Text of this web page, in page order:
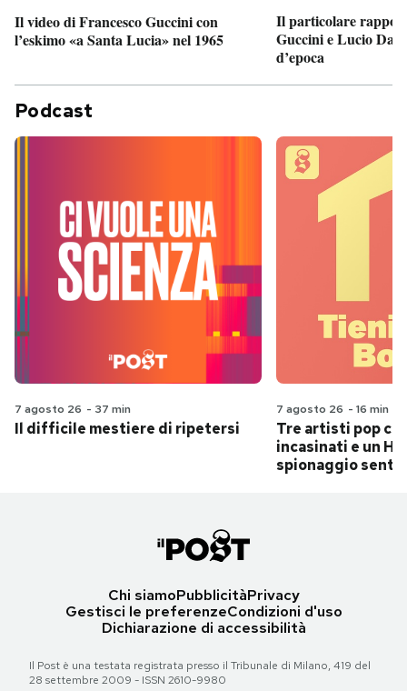
Il video di Francesco Guccini con
l’eskimo «a Santa Lucia» nel 1965
Il particolare
Guccini e Lucio
d’epoca
Podcast
7 agosto 26 - 37 min
Il difficile mestiere di ripetersi
7 agosto 26 - 16 min
Tre artisti pop
incasinati e un
spionaggio
Chi siamoPubblicitàPrivacy
Gestisci le preferenzeCondizioni d'uso
Dichiarazione di accessibilità
Il Post è una testata registrata presso il Tribunale di Milano, 419 del
28 settembre 2009 - ISSN 2610-9980